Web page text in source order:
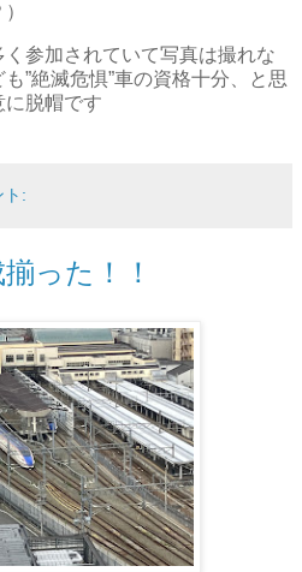
参加されていて写真は撮れな
”絶滅危惧”車の資格十分、と思
に脱帽です
ト:
った！！